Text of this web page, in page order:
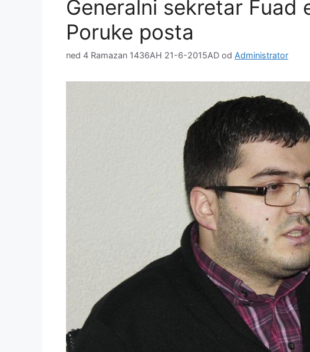
Generalni sekretar Fuad
Poruke posta
ned 4 Ramazan 1436AH 21-6-2015AD od Administrator